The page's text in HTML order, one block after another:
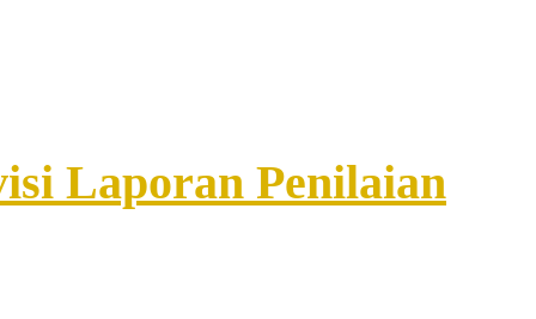
Laporan Penilaian